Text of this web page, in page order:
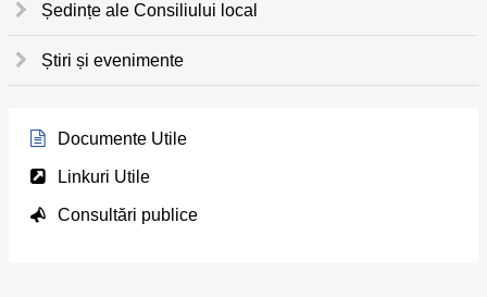
Ședințe ale Consiliului local
Știri și evenimente
Documente Utile
Linkuri Utile
Consultări publice